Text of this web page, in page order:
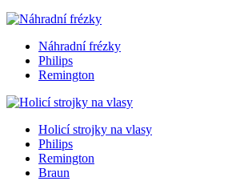
Náhradní frézky
Philips
Remington
Holicí strojky na vlasy
Philips
Remington
Braun